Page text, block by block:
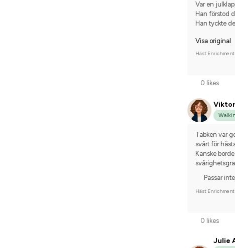
Var en
Han förstod
Han tyckte
Visa original
Häst
0 likes
Tabken var
svårt för
Kanske
Passar
Häst
0 likes
Julie